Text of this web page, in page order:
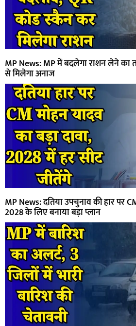
MP News: MP में बदलेगा राशन लेने का
से मिलेगा अनाज
MP News: दतिया उपचुनाव की हार पर
2028 के लिए बनाया बड़ा प्लान